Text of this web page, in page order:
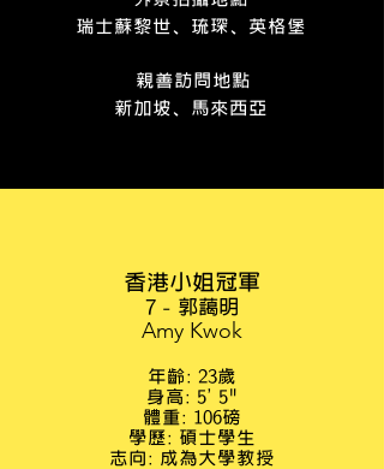
瑞士蘇黎世、琉琛、英格堡
親善訪問地點
新加坡、馬來西亞
香港小姐冠軍
7 - 郭藹明
Amy Kwok
年齡: 23歲
身高: 5' 5"
體重: 106磅
學歷: 碩士學生
志向: 成為大學教授